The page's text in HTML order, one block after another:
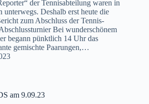
der Tennisabteilung waren in
unterwegs. Deshalb erst heute die
zum Abschluss der Tennis-
Bei wunderschönem
begann pünktlich 14 Uhr das
gemischte Paarungen,…
am 9.09.23